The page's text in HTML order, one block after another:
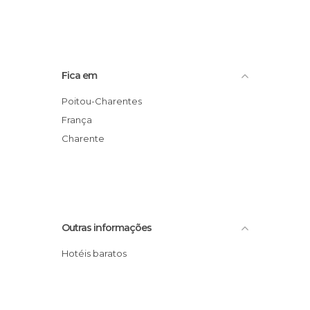
Fica em
Poitou-Charentes
França
Charente
Outras informações
Hotéis baratos